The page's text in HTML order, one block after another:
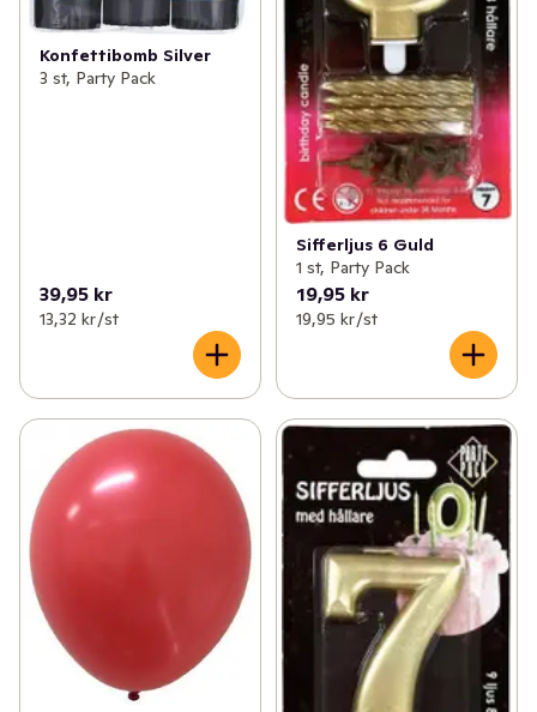
Konfettibomb Silver
3 st, Party Pack
39,95 kr
13,32 kr /st
Sifferljus 6 Guld
1 st, Party Pack
19,95 kr
19,95 kr /st